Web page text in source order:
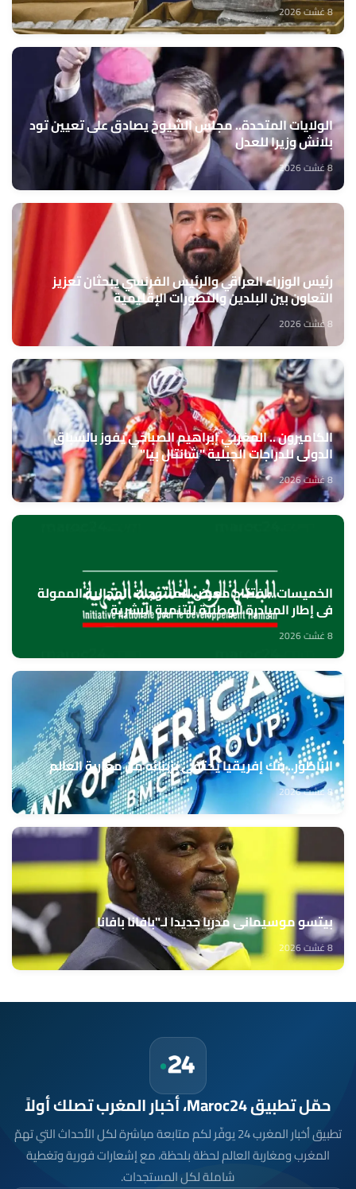
8 غشت 2026
الولايات المتحدة.. مجلس الشيوخ يصادق على تعيين تود
بلانش وزيرا للعدل
8 غشت 2026
رئيس الوزراء العراقي والرئيس الفرنسي يبحثان تعزيز
التعاون بين البلدين والتطورات الإقليمية
8 غشت 2026
الكاميرون .. المغربي إبراهيم الصباحي يفوز بالسباق
الدولي للدراجات الجبلية "شانتال بيا"
8 غشت 2026
الخميسات ..افتتاح معرض للمنتوجات المجالية الممولة
في إطار المبادرة الوطنية للتنمية البشرية
8 غشت 2026
الناظور.. بنك إفريقيا يحتفي بزبنائه من مغاربة العالم
8 غشت 2026
بيتسو موسيماني مدربا جديدا لـ"بافانا بافانا
8 غشت 2026
حمّل تطبيق Maroc24، أخبار المغرب تصلك أولاً
تطبيق أخبار المغرب 24 يوفّر لكم متابعة مباشرة لكل الأحداث التي تهمّ
المغرب ومغاربة العالم لحظة بلحظة، مع إشعارات فورية وتغطية
شاملة لكل المستجدات.